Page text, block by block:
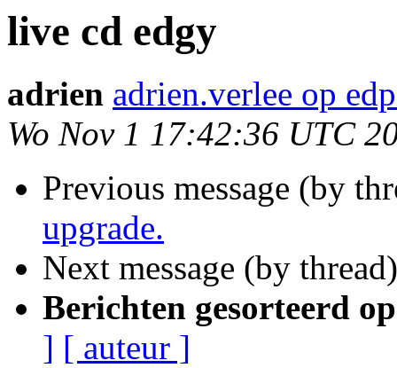
live cd edgy
adrien adrien.verlee op
Wo Nov 1 17:42:36 UTC
Previous message (by
upgrade.
Next message (by
Berichten gesorteerd
] [ auteur ]